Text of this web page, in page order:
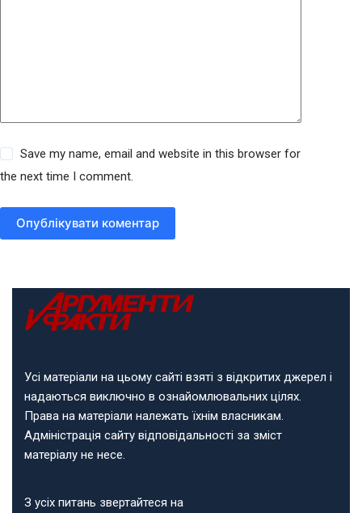
Save my name, email and website in this browser for
the next time I comment.
Опублікувати коментар
Усі матеріали на цьому сайті взяті з відкритих джерел і
надаються виключно в ознайомлювальних цілях.
Права на матеріали належать їхнім власникам.
Адміністрація сайту відповідальності за зміст
матеріалу не несе.
З усіх питань звертайтеся на